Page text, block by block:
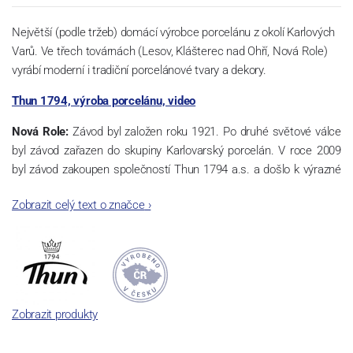
Největší (podle tržeb) domácí výrobce porcelánu z okolí Karlových
Varů. Ve třech továrnách (Lesov, Klášterec nad Ohří, Nová Role)
vyrábí moderní i tradiční porcelánové tvary a dekory.
Thun 1794, výroba porcelánu, video
Nová Role: Závod byl založen roku 1921. Po druhé světové válce
byl závod zařazen do skupiny Karlovarský porcelán. V roce 2009
byl závod zakoupen společností Thun 1794 a.s. a došlo k výrazné
společnosti a v jejím areálu jsou umístěny i provoz servis a výroba
a ve své výrobě navazuje na více jak 220-letou tradici výroby
porcelánu. Kapacita tohoto závodu je 3.500 - 4.000 tun ročně,
závod je vybaven moderními technologickými zařízeními -
isostatické lisy, tlakové lití, glazovací komplex, rychlovýpalná pec,
komorová pec, vtavná dekorační pec. Závod nabízí své výrobky jak
Zobrazit celý text o značce›
Zobrazit produkty